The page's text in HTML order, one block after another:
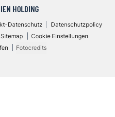
HOLDING
Datenschutz
Datenschutzpolicy
Cookie Einstellungen
Fotocredits